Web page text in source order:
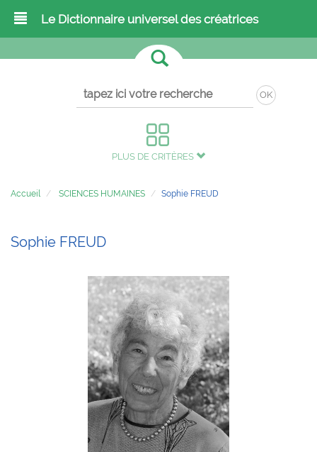
Le Dictionnaire universel des créatrices
OK
PLUS DE CRITÈRES
Accueil SCIENCES HUMAINES Sophie FREUD
Sophie FREUD